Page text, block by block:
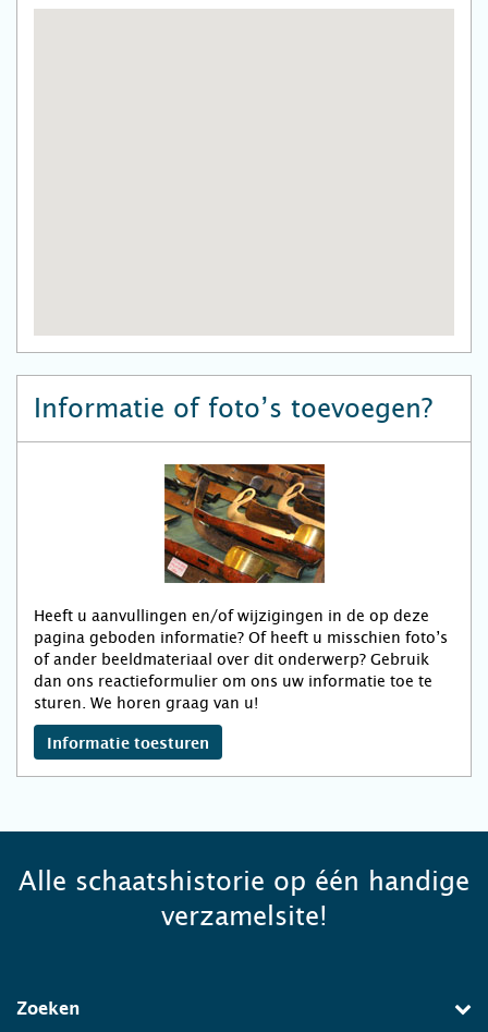
Informatie of foto’s toevoegen?
Heeft u aanvullingen en/of wijzigingen in de op deze
pagina geboden informatie? Of heeft u misschien foto’s
of ander beeldmateriaal over dit onderwerp? Gebruik
dan ons reactieformulier om ons uw informatie toe te
sturen. We horen graag van u!
Informatie toesturen
Alle schaatshistorie op één handige
verzamelsite!
Zoeken